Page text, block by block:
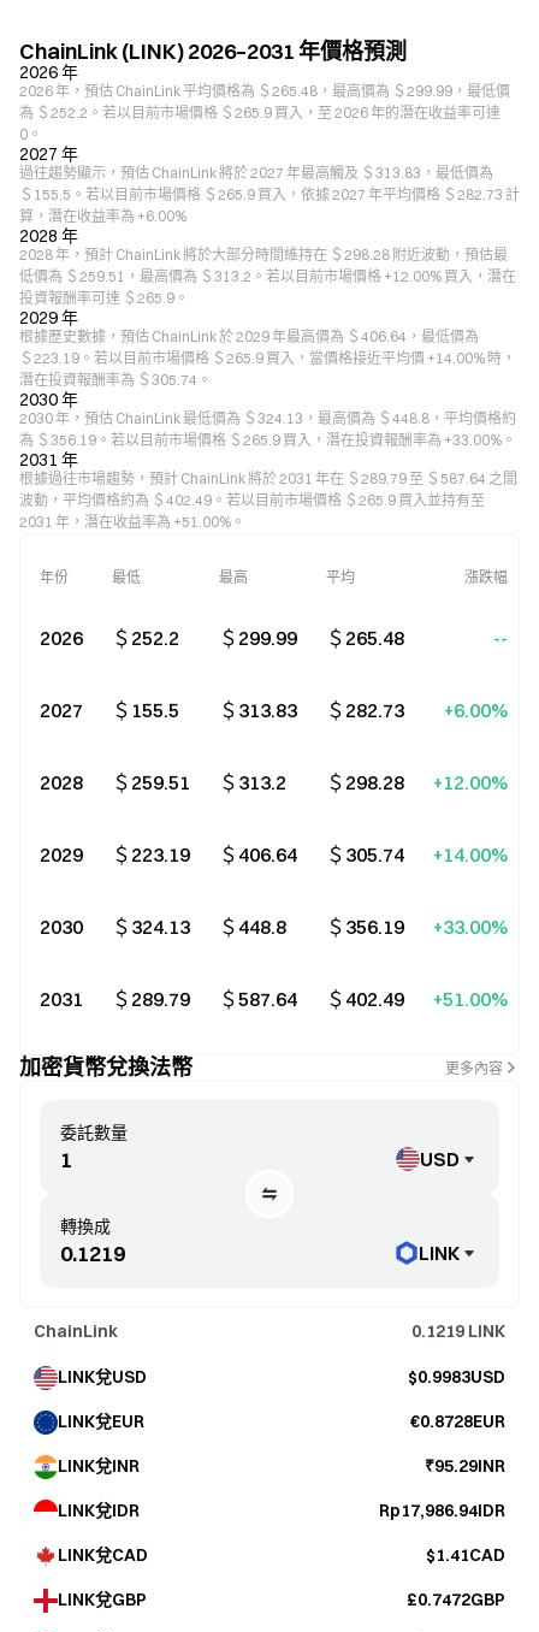
ChainLink (LINK) 2026–2031 年價格預測
2026 年
2026 年，預估 ChainLink 平均價格為 ＄265.48，最高價為 ＄299.99，最低價
為 ＄252.2。若以目前市場價格 ＄265.9 買入，至 2026 年的潛在收益率可達
0。
2027 年
過往趨勢顯示，預估 ChainLink 將於 2027 年最高觸及 ＄313.83，最低價為
＄155.5。若以目前市場價格 ＄265.9 買入，依據 2027 年平均價格 ＄282.73 計
算，潛在收益率為 +6.00%
2028 年
2028 年，預計 ChainLink 將於大部分時間維持在 ＄298.28 附近波動，預估最
低價為 ＄259.51，最高價為 ＄313.2。若以目前市場價格 +12.00% 買入，潛在
投資報酬率可達 ＄265.9。
2029 年
根據歷史數據，預估 ChainLink 於 2029 年最高價為 ＄406.64，最低價為
＄223.19。若以目前市場價格 ＄265.9 買入，當價格接近平均價 +14.00% 時，
潛在投資報酬率為 ＄305.74。
2030 年
2030 年，預估 ChainLink 最低價為 ＄324.13，最高價為 ＄448.8，平均價格約
為 ＄356.19。若以目前市場價格 ＄265.9 買入，潛在投資報酬率為 +33.00%。
2031 年
根據過往市場趨勢，預計 ChainLink 將於 2031 年在 ＄289.79 至 ＄587.64 之間
波動，平均價格約為 ＄402.49。若以目前市場價格 ＄265.9 買入並持有至
2031 年，潛在收益率為 +51.00%。
年份 最低 最高 平均 漲跌幅
2026 ＄252.2 ＄299.99 ＄265.48 --
2027 ＄155.5 ＄313.83 ＄282.73 +6.00%
2028 ＄259.51 ＄313.2 ＄298.28 +12.00%
2029 ＄223.19 ＄406.64 ＄305.74 +14.00%
2030 ＄324.13 ＄448.8 ＄356.19 +33.00%
2031 ＄289.79 ＄587.64 ＄402.49 +51.00%
加密貨幣兌換法幣 更多內容
轉換成
LINK
委託數量
USD
ChainLink 0.1219 LINK
LINK兌USD $0.9983USD
LINK兌EUR €0.8728EUR
LINK兌INR ₹95.29INR
LINK兌IDR Rp17,986.94IDR
LINK兌CAD $1.41CAD
LINK兌GBP £0.7472GBP